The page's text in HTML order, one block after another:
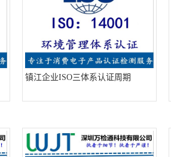
镇江企业ISO三体系认证周期